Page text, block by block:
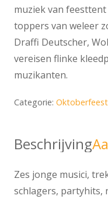
muziek van
toppers van weleer
Draffi Deutscher,
vereisen flinke
muzikanten.
Categorie:
Beschrijving
Zes jonge musici,
schlagers, partyhits,